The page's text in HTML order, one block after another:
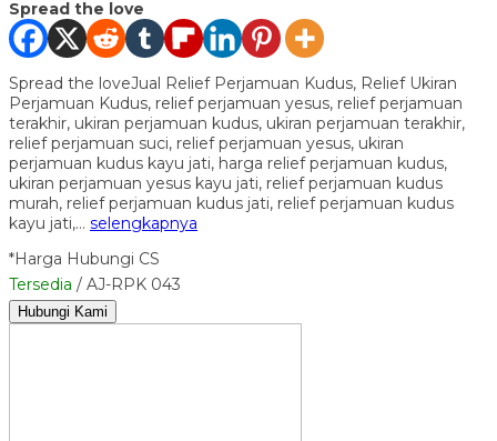
Spread the love
Spread the loveJual Relief Perjamuan Kudus, Relief Ukiran
Perjamuan Kudus, relief perjamuan yesus, relief perjamuan
terakhir, ukiran perjamuan kudus, ukiran perjamuan terakhir,
relief perjamuan suci, relief perjamuan yesus, ukiran
perjamuan kudus kayu jati, harga relief perjamuan kudus,
ukiran perjamuan yesus kayu jati, relief perjamuan kudus
murah, relief perjamuan kudus jati, relief perjamuan kudus
kayu jati,… selengkapnya
*Harga Hubungi CS
Tersedia / AJ-RPK 043
Hubungi Kami